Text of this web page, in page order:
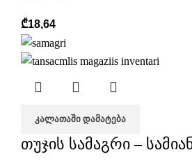
₾18,64
ᲙᲐᲚᲐᲗᲐᲨᲘ ᲓᲐᲛᲐᲢᲔᲑᲐ
თუჯის სამაგრი –